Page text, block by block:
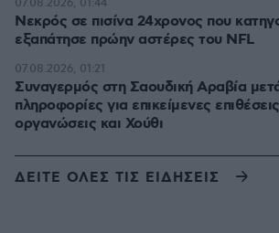
Νεκρός σε πισίνα 24χρονος που
εξαπάτησε πρώην αστέρες του NFL
07.08.2026, 01:44
Συναγερμός στη Σαουδική Αραβία
πληροφορίες για επικείμενες
οργανώσεις και Χούθι
07.08.2026, 01:21
ΔΕΙΤΕ ΟΛΕΣ ΤΙΣ ΕΙΔΗΣΕΙΣ